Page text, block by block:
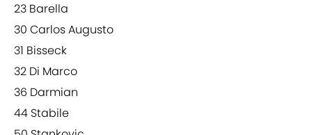
23 Barella
30 Carlos Augusto
31 Bisseck
32 Di Marco
36 Darmian
44 Stabile